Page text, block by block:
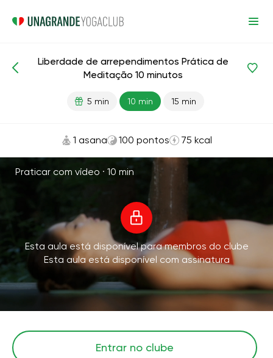
Meditação e respiração Arrependimento
Liberdade de arrependimentos Prática de
Meditação 10 minutos
5 min 10 min 15 min
1 asana 100 pontos 75 kcal
Praticar com vídeo · 10 min
Esta aula está disponível para membros do clube
Esta aula está disponível com assinatura
Entrar no clube